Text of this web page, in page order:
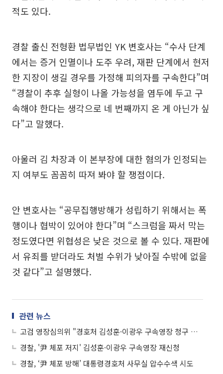
적도 있다.
경찰 출신 전형환 법무법인 YK 변호사는 “수사 단계
에서는 증거 인멸이나 도주 우려, 재판 단계에서 현저
한 지장이 생길 경우를 가정해 피의자를 구속한다”며
“경찰이 추후 실형이 나올 가능성을 염두에 두고 구
속해야 한다는 생각으로 네 번째까지 온 게 아닌가 싶
다”고 말했다.
아울러 김 차장과 이 본부장에 대한 혐의가 인정되는
지 여부도 꼼꼼히 따져 봐야 할 쟁점이다.
안 변호사는 “공무집행방해가 성립하기 위해서는 폭
행이나 협박이 있어야 한다”며 “스크럼을 짜서 막는
정도였다면 위협성은 낮은 것으로 볼 수 있다. 재판에
서 유죄를 받더라도 처벌 수위가 낮아질 수밖에 없을
것 같다”고 설명했다.
관련 뉴스
고검 영장심의위 "경호처 김성훈·이광우 구속영장 청구 적정"
경찰, '尹 체포 저지' 김성훈·이광우 구속영장 재신청
경찰, ‘尹 체포 방해’ 대통령경호처 사무실 압수수색 시도